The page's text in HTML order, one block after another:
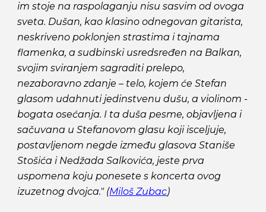
im stoje na raspolaganju nisu sasvim od ovoga
sveta. Dušan, kao klasino odnegovan gitarista,
neskriveno poklonjen strastima i tajnama
flamenka, a sudbinski usredsređen na Balkan,
svojim sviranjem sagraditi prelepo,
nezaboravno zdanje – telo, kojem će Stefan
glasom udahnuti jedinstvenu dušu, a violinom -
bogata osećanja. I ta duša pesme, objavljena i
sačuvana u Stefanovom glasu koji isceljuje,
postavljenom negde između glasova Staniše
Stošića i Nedžada Salkovića, jeste prva
uspomena koju ponesete s koncerta ovog
izuzetnog dvojca." (Miloš Zubac)